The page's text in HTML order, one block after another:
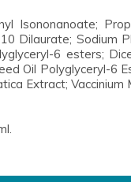
Isononanoate;
Dilaurate; Sodium
6 esters;
Oil Polyglyceryl-6
Extract;